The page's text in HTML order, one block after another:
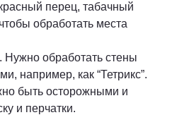
перец, табачный
обработать места
обработать стены
например, как “Тетрикс”.
быть осторожными и
и перчатки.